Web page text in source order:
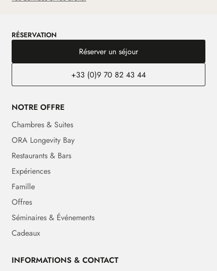
RÉSERVATION
Réserver un séjour
+33 (0)9 70 82 43 44
NOTRE OFFRE
Chambres & Suites
ORA Longevity Bay
Restaurants & Bars
Expériences
Famille
Offres
Séminaires & Événements
Cadeaux
INFORMATIONS & CONTACT